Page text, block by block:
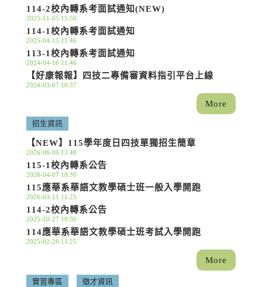
114-2校內轉系考面試通知(NEW)
2025-11-05 15:50
114-1校內轉系考面試通知
2025-04-15 11:46
113-1校內轉系考面試通知
2024-04-16 11:46
【好康報報】四技二專備審資料指引平台上線
2024-03-07 10:37
More
招生資訊
【NEW】115學年度日四技單獨招生簡章
2026-06-09 13:48
115-1校內轉系公告
2026-04-07 10:30
115應華系華語文教學碩士班一般入學開跑
2026-03-11 11:25
114-2校內轉系公告
2025-10-27 10:30
114應華系華語文教學碩士班考試入學開跑
2025-02-26 11:25
More
實習專區 徵才資訊